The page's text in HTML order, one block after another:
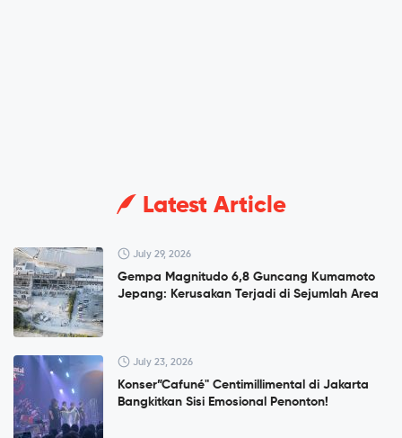
Latest Article
July 29, 2026
Gempa Magnitudo 6,8 Guncang Kumamoto
Jepang: Kerusakan Terjadi di Sejumlah Area
July 23, 2026
Konser”Cafuné" Centimillimental di Jakarta
Bangkitkan Sisi Emosional Penonton!